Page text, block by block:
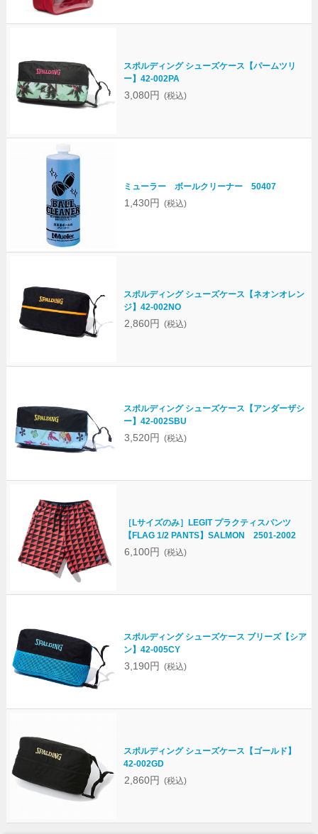
スポルディング シューズケース【パームツリ
ー】42-002PA
3,080円 (税込)
ミューラー ボールクリーナー 50407
1,430円 (税込)
スポルディング シューズケース【ネオンオレン
ジ】42-002NO
2,860円 (税込)
スポルディング シューズケース【アンダーザシ
ー】42-002SBU
3,520円 (税込)
［Lサイズのみ］LEGIT プラクティスパンツ
【FLAG 1/2 PANTS】SALMON 2501-2002
6,100円 (税込)
スポルディング シューズケース ブリーズ【シア
ン】42-005CY
3,190円 (税込)
スポルディング シューズケース【ゴールド】
42-002GD
2,860円 (税込)